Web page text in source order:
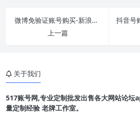
微博免验证账号购买-新浪微博的热门微博账号交
上一篇
关于我们
517账号网,专业定制批发出售各大网站论坛
量定制经验 老牌工作室。